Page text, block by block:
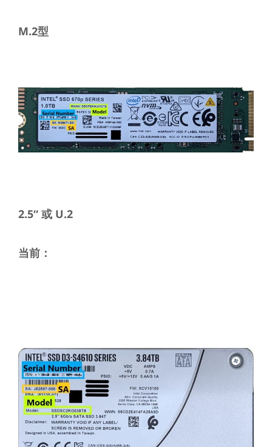
M.2型
2.5“ 或 U.2
当前：